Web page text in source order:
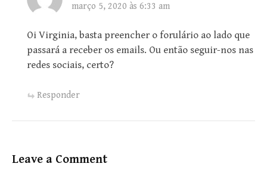
março 5, 2020 às 6:33 am
Oi Virginia, basta preencher o forulário ao lado que
passará a receber os emails. Ou então seguir-nos nas
redes sociais, certo?
Responder
Leave a Comment